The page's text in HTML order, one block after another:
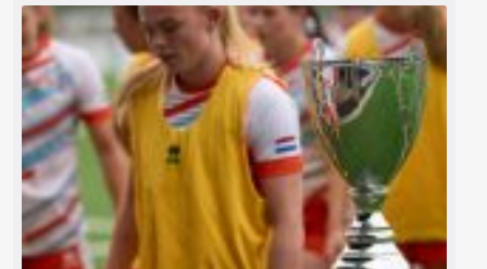
Route naar Oranje
Regio Rugby